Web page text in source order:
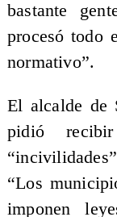
bastante
procesó todo
normativo”.
El alcalde de
pidió
“Los
imponen